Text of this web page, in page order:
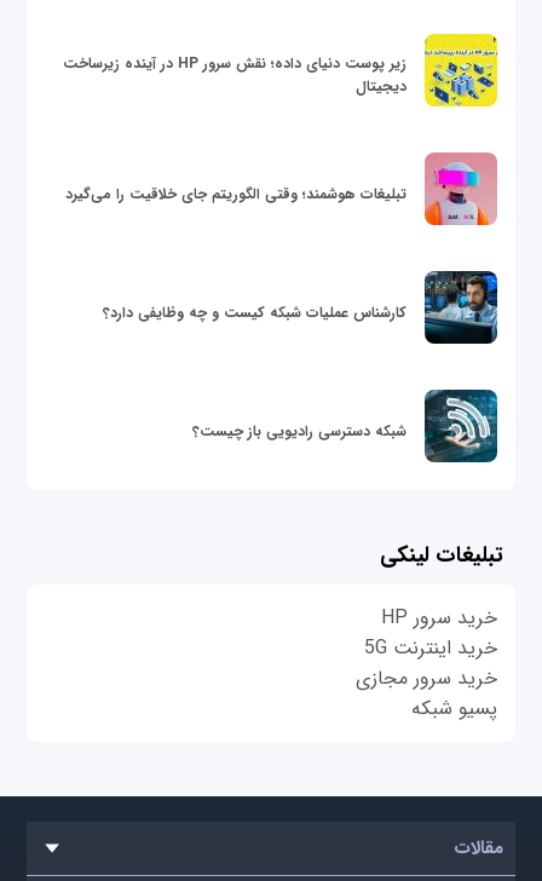
زیر پوست دنیای داده؛ نقش سرور HP در آینده زیرساخت
دیجیتال
تبلیغات هوشمند؛ وقتی الگوریتم جای خلاقیت را می‌گیرد
کارشناس عملیات شبکه کیست و چه وظایفی دارد؟
شبکه دسترسی رادیویی باز چیست؟
تبلیغات لینکی
خرید سرور HP
خرید اینترنت 5G
خرید سرور مجازی
پسیو شبکه
مقالات